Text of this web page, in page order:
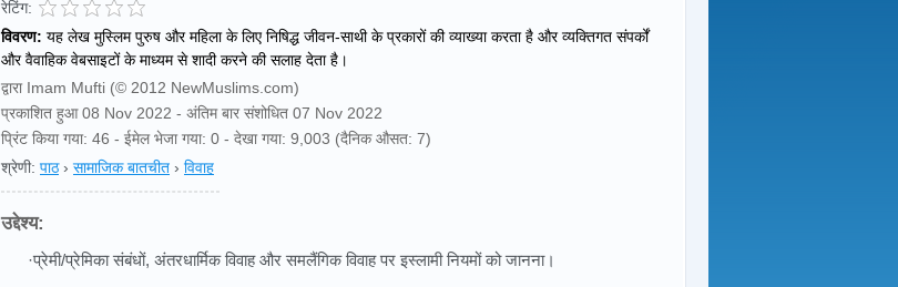
रेटिंग:
विवरण: यह लेख मुस्लिम पुरुष और महिला के लिए निषिद्ध जीवन-साथी के प्रकारों की व्याख्या करता है और व्यक्तिगत संपर्कों
और वैवाहिक वेबसाइटों के माध्यम से शादी करने की सलाह देता है।
द्वारा Imam Mufti (© 2012 NewMuslims.com)
प्रकाशित हुआ 08 Nov 2022 - अंतिम बार संशोधित 07 Nov 2022
प्रिंट किया गया: 46 - ईमेल भेजा गया: 0 - देखा गया: 9,003 (दैनिक औसत: 7)
श्रेणी: पाठ› सामाजिक बातचीत › विवाह
उद्देश्य:
·प्रेमी/प्रेमिका संबंधों, अंतरधार्मिक विवाह और समलैंगिक विवाह पर इस्लामी नियमों को जानना।